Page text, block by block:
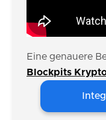
Eine genauere
Blockpits